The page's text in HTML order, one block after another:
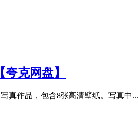
克网盘】
真作品，包含8张高清壁纸。写真中...